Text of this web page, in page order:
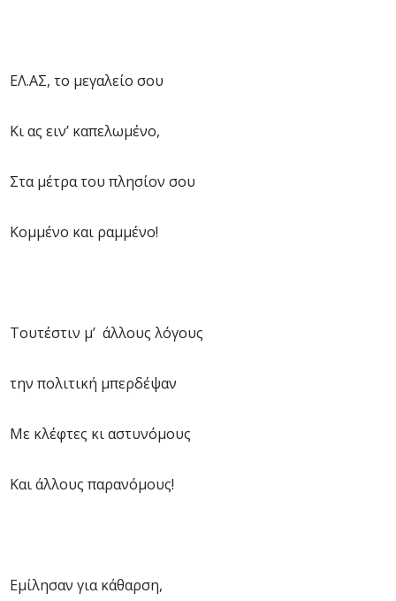
ΕΛ.ΑΣ, το μεγαλείο σου
Κι ας ειν’ καπελωμένο,
Στα μέτρα του πλησίον σου
Κομμένο και ραμμένο!
Τουτέστιν μ’ άλλους λόγους
την πολιτική μπερδέψαν
Με κλέφτες κι αστυνόμους
Και άλλους παρανόμους!
Εμίλησαν για κάθαρση,